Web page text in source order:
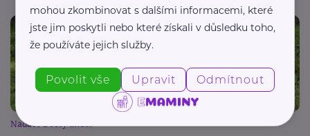
Nadace Dobrý anděl
mohou zkombinovat s dalšími informacemi, které
jste jim poskytli nebo které získali v důsledku toho,
že používáte jejich služby.
Povolit vše Upravit Odmítnout